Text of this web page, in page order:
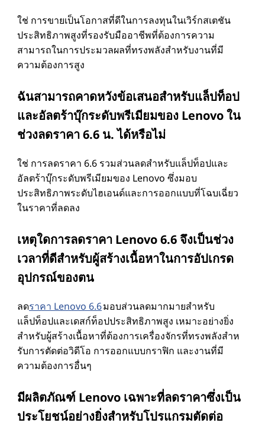
ใช่ การขายเป็นโอกาสที่ดีในการลงทุนในเวิร์กสเตชัน
ประสิทธิภาพสูงที่รองรับมืออาชีพที่ต้องการความ
สามารถในการประมวลผลที่ทรงพลังสําหรับงานที่มี
ความต้องการสูง
ฉันสามารถคาดหวังข้อเสนอสําหรับแล็ปท็อป
และอัลตร้าบุ๊กระดับพรีเมียมของ Lenovo ใน
ช่วงลดราคา 6.6 น. ได้หรือไม่
ใช่ การลดราคา 6.6 รวมส่วนลดสําหรับแล็ปท็อปและ
อัลตร้าบุ๊กระดับพรีเมียมของ Lenovo ซึ่งมอบ
ประสิทธิภาพระดับไฮเอนด์และการออกแบบที่โฉบเฉี่ยว
ในราคาที่ลดลง
เหตุใดการลดราคา Lenovo 6.6 จึงเป็นช่วง
เวลาที่ดีสําหรับผู้สร้างเนื้อหาในการอัปเกรด
อุปกรณ์ของตน
ลดราคา Lenovo 6.6มอบส่วนลดมากมายสําหรับ
แล็ปท็อปและเดสก์ท็อปประสิทธิภาพสูง เหมาะอย่างยิ่ง
สําหรับผู้สร้างเนื้อหาที่ต้องการเครื่องจักรที่ทรงพลังสําห
รับการตัดต่อวิดีโอ การออกแบบกราฟิก และงานที่มี
ความต้องการอื่นๆ
มีผลิตภัณฑ์ Lenovo เฉพาะที่ลดราคาซึ่งเป็น
ประโยชน์อย่างยิ่งสําหรับโปรแกรมตัดต่อ